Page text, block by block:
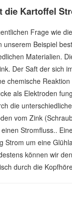
die Kartoffel
Frage wie
unserem Beispiel
Materialien.
Der Saft der sich
chemische
als Elektroden
die
vom Zink
Stromfluss..
Strom um eine
können wir
durch die